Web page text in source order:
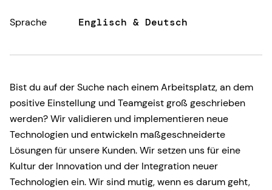
Sprache Englisch & Deutsch
Bist du auf der Suche nach einem Arbeitsplatz, an dem
positive Einstellung und Teamgeist groß geschrieben
werden? Wir validieren und implementieren neue
Technologien und entwickeln maßgeschneiderte
Lösungen für unsere Kunden. Wir setzen uns für eine
Kultur der Innovation und der Integration neuer
Technologien ein. Wir sind mutig, wenn es darum geht,